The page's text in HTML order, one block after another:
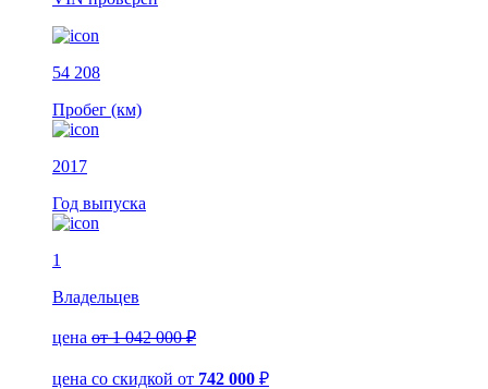
54 208
Пробег (км)
2017
Год выпуска
1
Владельцев
цена от 1 042 000 ₽
цена со скидкой от 742 000 ₽